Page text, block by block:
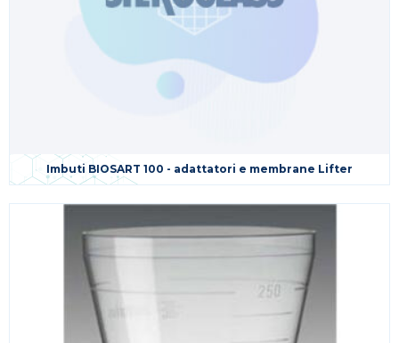
Imbuti BIOSART 100 - adattatori e membrane Lifter